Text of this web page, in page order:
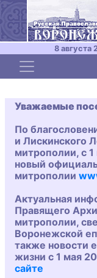
8 августа
Toggle
Уважаемые
По
и Лискинского
митрополии, с
новый
митрополии
Актуальная
Правящего
митрополии,
Воронежской
также новости
жизни с 1 мая
сайте